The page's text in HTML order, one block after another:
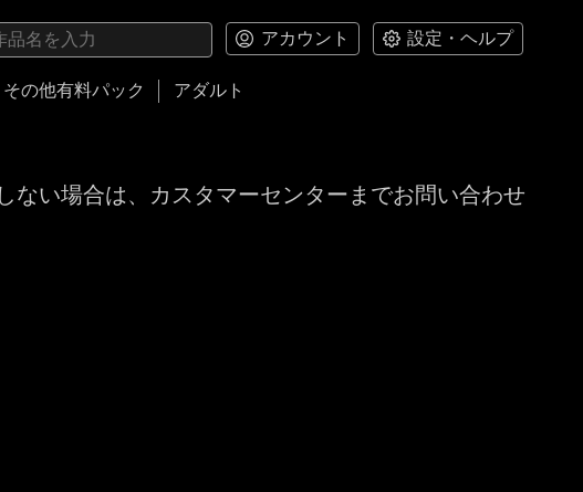
アカウント 設定・ヘルプ
その他有料パック アダルト
ない場合は、カスタマーセンターまでお問い合わせ